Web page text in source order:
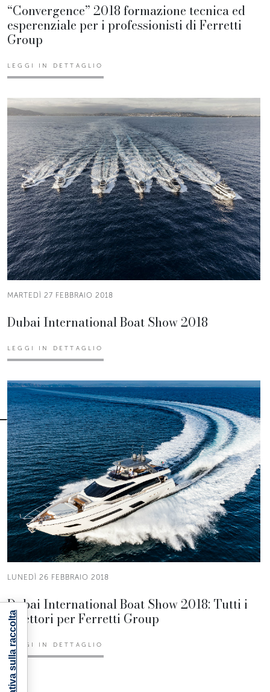
“Convergence” 2018 formazione tecnica ed
esperenziale per i professionisti di Ferretti
Group
LEGGI IN DETTAGLIO
MARTEDÌ 27 FEBBRAIO 2018
Dubai International Boat Show 2018
LEGGI IN DETTAGLIO
LUNEDÌ 26 FEBBRAIO 2018
Dubai International Boat Show 2018: Tutti i
riflettori per Ferretti Group
LEGGI IN DETTAGLIO
Informativa sulla raccolta